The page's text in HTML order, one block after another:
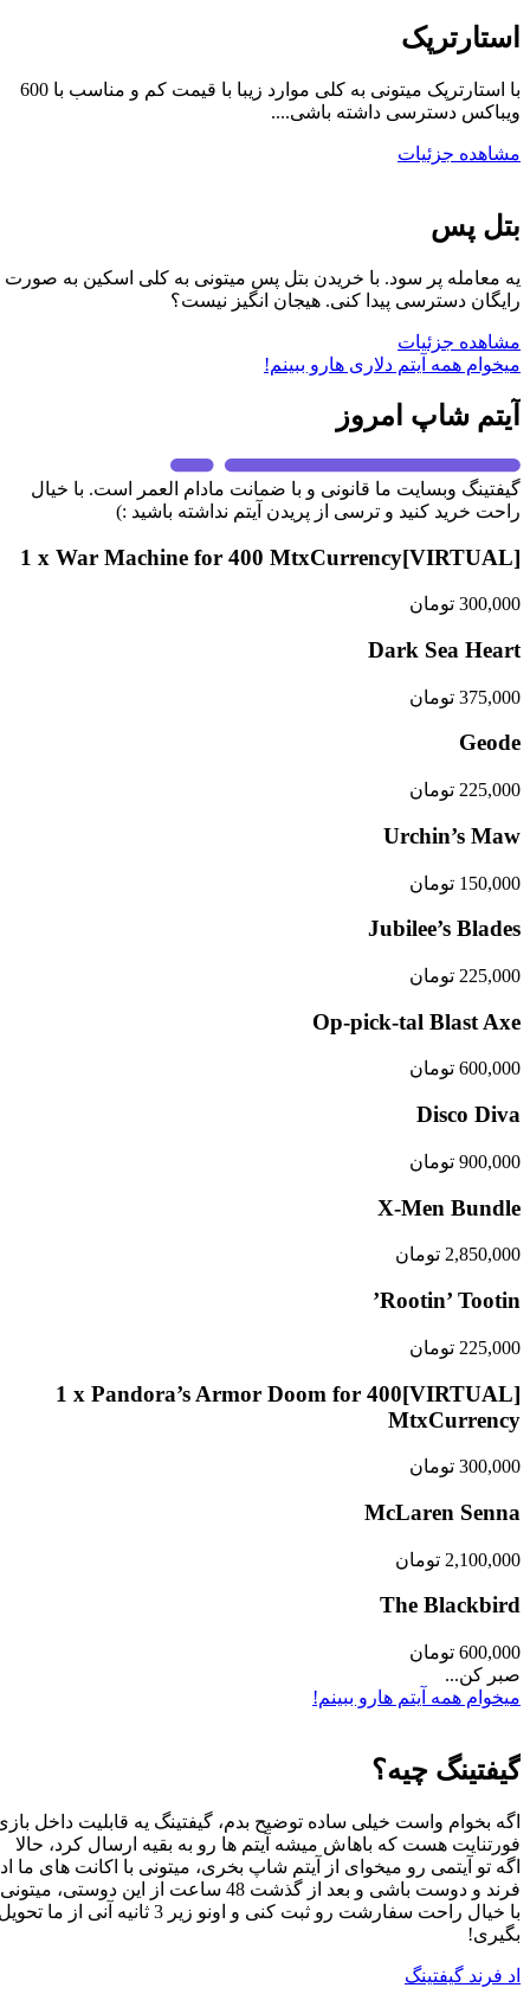
استارترپک
با استارترپک میتونی به کلی موارد زیبا با قیمت کم و مناسب با 600
ویباکس دسترسی داشته باشی....
مشاهده جزئیات
بتل پس
یه معامله پر سود. با خریدن بتل پس میتونی به کلی اسکین به صورت
رایگان دسترسی پیدا کنی. هیجان انگیز نیست؟
مشاهده جزئیات
میخوام همه آیتم دلاری هارو ببینم!
آیتم شاپ امروز
گیفتینگ وبسایت ما قانونی و با ضمانت مادام العمر است. با خیال
راحت خرید کنید و ترسی از پریدن آیتم نداشته باشید :)
300,000 تومان
Dark Sea Heart
375,000 تومان
Geode
225,000 تومان
Urchin’s Maw
150,000 تومان
Jubilee’s Blades
225,000 تومان
Op-pick-tal Blast Axe
600,000 تومان
Disco Diva
900,000 تومان
X-Men Bundle
2,850,000 تومان
Rootin’ Tootin’
225,000 تومان
[VIRTUAL]1 x Pandora’s Armor Doom for 400
MtxCurrency
300,000 تومان
McLaren Senna
2,100,000 تومان
The Blackbird
600,000 تومان
صبر کن...
میخوام همه آیتم هارو ببینم!
گیفتینگ چیه؟
اگه بخوام واست خیلی ساده توضیح بدم، گیفتینگ یه قابلیت داخل بازی
فورتنایت هست که باهاش میشه آیتم ها رو به بقیه ارسال کرد، حالا
اگه تو آیتمی رو میخوای از آیتم شاپ بخری، میتونی با اکانت های ما اد
فرند و دوست باشی و بعد از گذشت 48 ساعت از این دوستی، میتونی
با خیال راحت سفارشت رو ثبت کنی و اونو زیر 3 ثانیه آنی از ما تحویل
بگیری!
اد فرند گیفتینگ